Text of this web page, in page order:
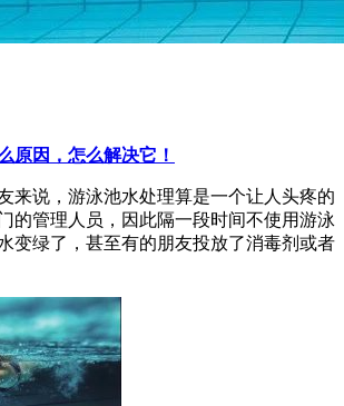
原因，怎么解决它！
来说，游泳池水处理算是一个让人头疼的
的管理人员，因此隔一段时间不使用游泳
变绿了，甚至有的朋友投放了消毒剂或者